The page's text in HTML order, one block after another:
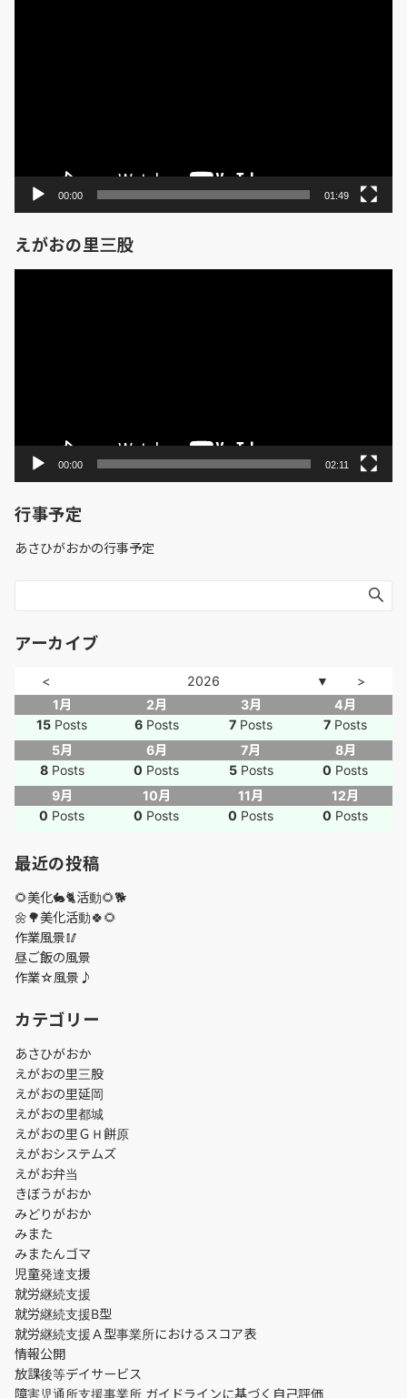
00:00 01:49
えがおの里三股
00:00 02:11
行事予定
あさひがおかの行事予定
アーカイブ
< 2026 ▼
>
1月
15 Posts
2月
6 Posts
3月
7 Posts
4月
7 Posts
5月
8 Posts
6月
0 Posts
7月
5 Posts
8月
0 Posts
9月
0 Posts
10月
0 Posts
11月
0 Posts
12月
0 Posts
最近の投稿
🌻美化🐇🐈活動🌻🐕
🌼🌳美化活動🍀🌻
作業風景🥢
昼ご飯の風景
作業☆風景♪
カテゴリー
あさひがおか
えがおの里三股
えがおの里延岡
えがおの里都城
えがおの里ＧＨ餅原
えがおシステムズ
えがお弁当
きぼうがおか
みどりがおか
みまた
みまたんゴマ
児童発達支援
就労継続支援
就労継続支援B型
就労継続支援Ａ型事業所におけるスコア表
情報公開
放課後等デイサービス
障害児通所支援事業所 ガイドラインに基づく自己評価